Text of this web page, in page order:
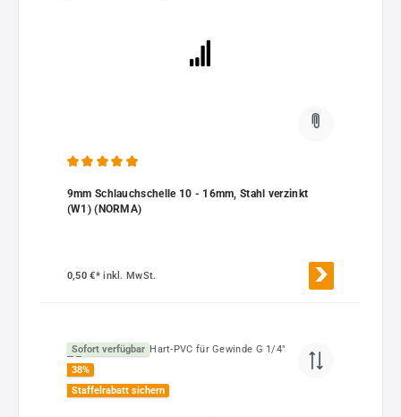
9mm Schlauchschelle 10 - 16mm, Stahl verzinkt
(W1) (NORMA)
0,50 €*inkl. MwSt.
Sofort verfügbar
38%
Staffelrabatt sichern